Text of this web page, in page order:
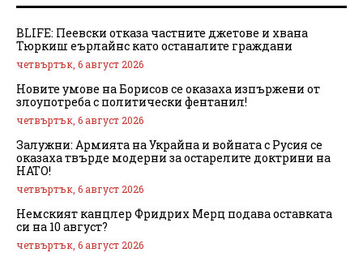
BLIFE: Пеевски отказа частните джетове и хвана
Тюркиш еърлайнс като останалите граждани
четвъртък, 6 август 2026
Новите умове на Борисов се оказаха изпържени от
злоупотреба с политически фентанил!
четвъртък, 6 август 2026
Залужни: Армията на Украйна и войната с Русия се
оказаха твърде модерни за остарелите доктрини на
НАТО!
четвъртък, 6 август 2026
Немският канцлер Фридрих Мерц подава оставката
си на 10 август?
четвъртък, 6 август 2026